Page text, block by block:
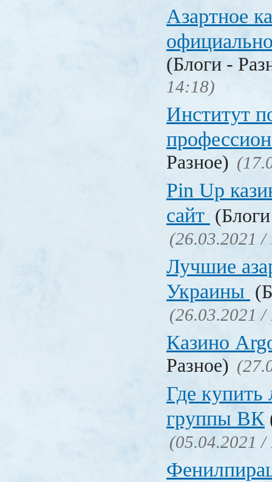
Азартное
(Блоги -
14:18)
Институт
Разное)
Pin Up
сайт
(26.03.2021 /
Лучшие
Украины
(26.03.2021 /
Казино
Разное)
Где купить
группы ВК
(05.04.2021 /